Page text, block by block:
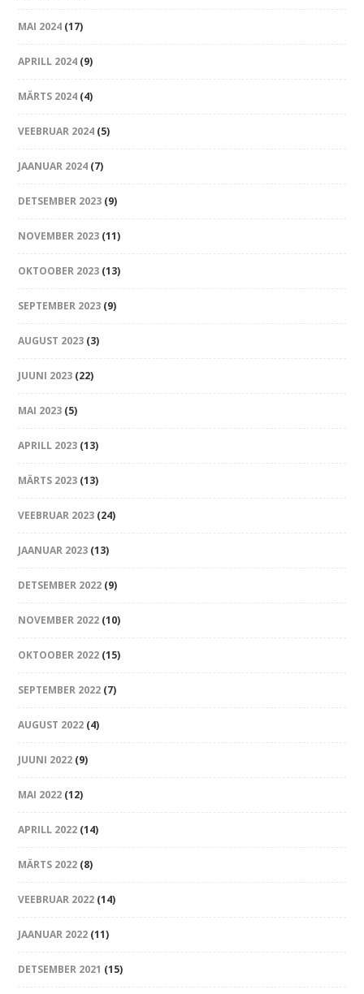
MAI 2024 (17)
APRILL 2024 (9)
MÄRTS 2024 (4)
VEEBRUAR 2024 (5)
JAANUAR 2024 (7)
DETSEMBER 2023 (9)
NOVEMBER 2023 (11)
OKTOOBER 2023 (13)
SEPTEMBER 2023 (9)
AUGUST 2023 (3)
JUUNI 2023 (22)
MAI 2023 (5)
APRILL 2023 (13)
MÄRTS 2023 (13)
VEEBRUAR 2023 (24)
JAANUAR 2023 (13)
DETSEMBER 2022 (9)
NOVEMBER 2022 (10)
OKTOOBER 2022 (15)
SEPTEMBER 2022 (7)
AUGUST 2022 (4)
JUUNI 2022 (9)
MAI 2022 (12)
APRILL 2022 (14)
MÄRTS 2022 (8)
VEEBRUAR 2022 (14)
JAANUAR 2022 (11)
DETSEMBER 2021 (15)